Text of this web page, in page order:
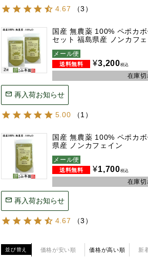
4.67 （3 ）
国産 無農薬 100% ペポカ
セット 福島県産 ノンカフ
メール便
¥3,200税込
在庫切
再入荷お知らせ
5.00 （1 ）
国産 無農薬 100% ペポカ
県産 ノンカフェイン
メール便
¥1,700税込
在庫切
再入荷お知らせ
4.67 （3 ）
並び替え 価格が安い順 価格が高い順 新